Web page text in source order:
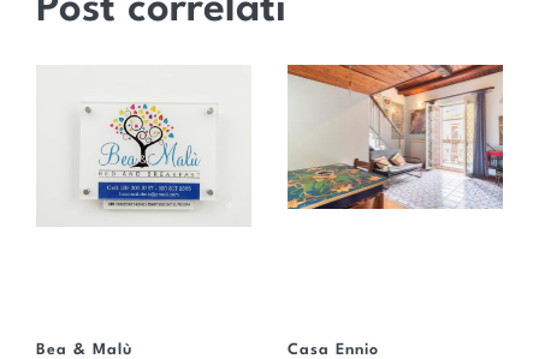
Post correlati
Bea & Malù Casa Ennio